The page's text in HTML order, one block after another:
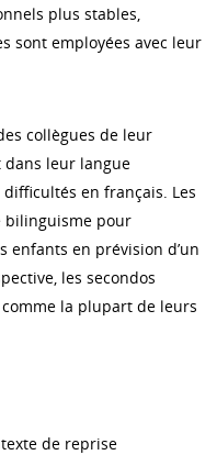
plus stables,
sont employées avec leur
collègues de leur
leur langue
en français. Les
bilinguisme pour
enfants en prévision d’un
les secondos
comme la plupart de leurs
de reprise